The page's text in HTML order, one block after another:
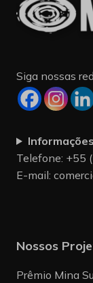
Siga nossas
Telefone: +55
E-mail:
Nossos
Prêmio Mina